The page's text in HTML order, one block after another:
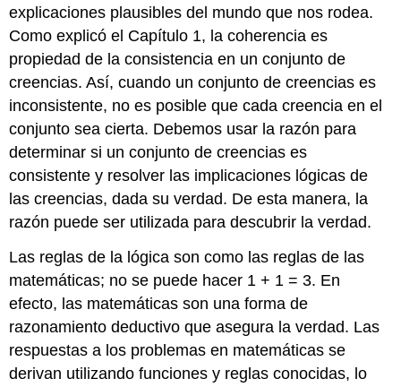
explicaciones plausibles del mundo que nos rodea.
Como explicó el Capítulo 1, la coherencia es
propiedad de la consistencia en un conjunto de
creencias. Así, cuando un conjunto de creencias es
inconsistente, no es posible que cada creencia en el
conjunto sea cierta. Debemos usar la razón para
determinar si un conjunto de creencias es
consistente y resolver las implicaciones lógicas de
las creencias, dada su verdad. De esta manera, la
razón puede ser utilizada para descubrir la verdad.
Las reglas de la lógica son como las reglas de las
matemáticas; no se puede hacer 1 + 1 = 3. En
efecto, las matemáticas son una forma de
razonamiento deductivo que asegura la verdad. Las
respuestas a los problemas en matemáticas se
derivan utilizando funciones y reglas conocidas, lo